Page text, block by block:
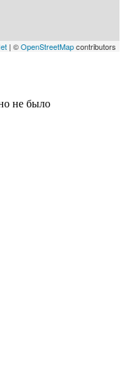
| ©OpenStreetMapcontributors
не было